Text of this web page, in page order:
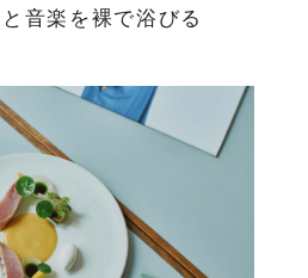
音楽を裸で浴びる